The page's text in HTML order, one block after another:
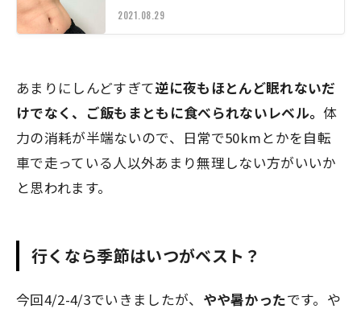
2021.08.29
あまりにしんどすぎて逆に夜もほとんど眠れないだ
けでなく、ご飯もまともに食べられないレベル。体
力の消耗が半端ないので、日常で50kmとかを自転
車で走っている人以外あまり無理しない方がいいか
と思われます。
行くなら季節はいつがベスト？
今回4/2-4/3でいきましたが、 やや暑かったです。や